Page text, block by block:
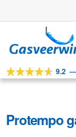
door
navigatie
naar
inhoud
Tools
Toepassingen
9.2 —
Protempo